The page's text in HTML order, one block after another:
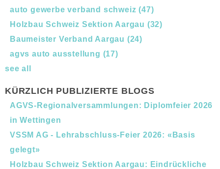
auto gewerbe verband schweiz(47)
Holzbau Schweiz Sektion Aargau (32)
Baumeister Verband Aargau (24)
agvs auto ausstellung (17)
see all
KÜRZLICH PUBLIZIERTE BLOGS
AGVS-Regionalversammlungen: Diplomfeier 2026
in Wettingen
VSSM AG - Lehrabschluss-Feier 2026: «Basis
gelegt»
Holzbau Schweiz Sektion Aargau: Eindrückliche